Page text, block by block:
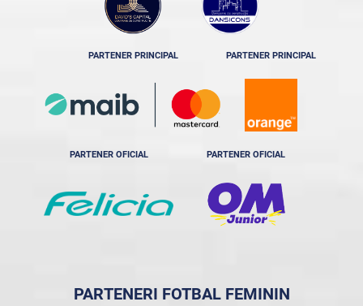
PARTENER PRINCIPAL PARTENER PRINCIPAL
PARTENER OFICIAL PARTENER OFICIAL
PARTENERI FOTBAL FEMININ